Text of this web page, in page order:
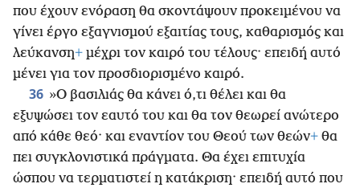
που έχουν ενόραση θα σκοντάψουν προκειμένου να
γίνει έργο εξαγνισμού εξαιτίας τους, καθαρισμός και
λεύκανση+ μέχρι τον καιρό του τέλους· επειδή αυτό
μένει για τον προσδιορισμένο καιρό.
36 »Ο βασιλιάς θα κάνει ό,τι θέλει και θα
εξυψώσει τον εαυτό του και θα τον θεωρεί ανώτερο
από κάθε θεό· και εναντίον του Θεού των θεών+ θα
πει συγκλονιστικά πράγματα. Θα έχει επιτυχία
ώσπου να τερματιστεί η κατάκριση· επειδή αυτό που